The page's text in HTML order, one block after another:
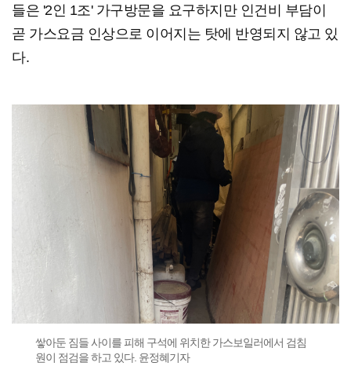
들은 '2인 1조' 가구방문을 요구하지만 인건비 부담이
곧 가스요금 인상으로 이어지는 탓에 반영되지 않고 있
다.
쌓아둔 짐들 사이를 피해 구석에 위치한 가스보일러에서 검침
원이 점검을 하고 있다. 윤정혜기자